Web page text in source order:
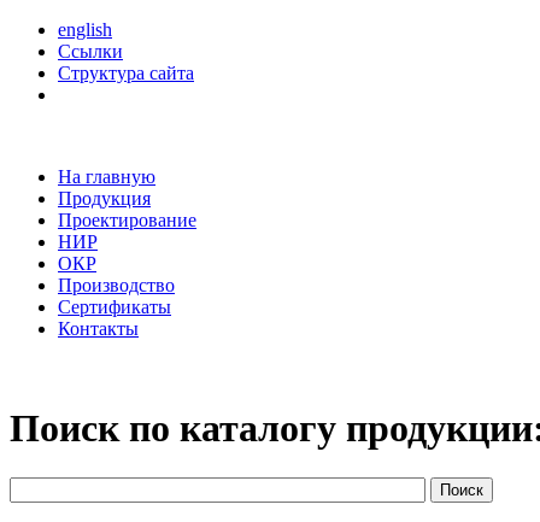
english
Ссылки
Структура сайта
На главную
Продукция
Проектирование
НИР
ОКР
Производство
Сертификаты
Контакты
Поиск по каталогу